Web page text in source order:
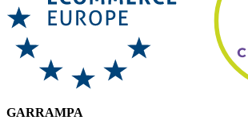
GARRAMPA